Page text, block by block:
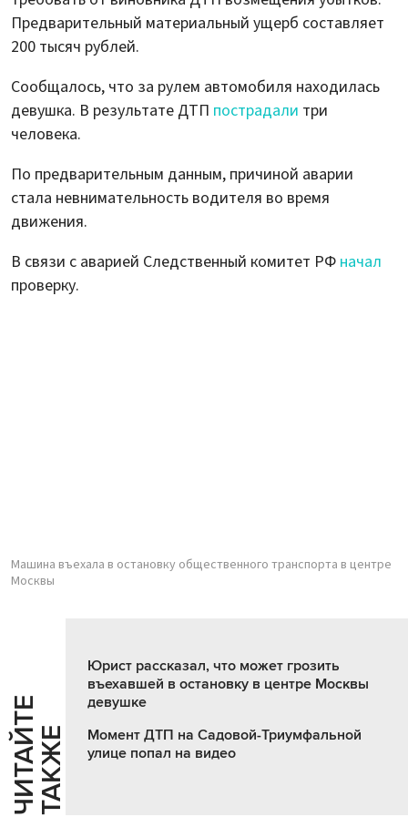
Предварительный материальный ущерб составляет
200 тысяч рублей.
Сообщалось, что за рулем автомобиля находилась
девушка. В результате ДТП пострадали три
человека.
По предварительным данным, причиной аварии
стала невнимательность водителя во время
движения.
В связи с аварией Следственный комитет РФ начал
проверку.
Машина въехала в остановку общественного транспорта в центре
Москвы
Ч
И
Т
АЙ
Т
Е
Т
А
К
ЖЕ
Юрист рассказал, что может грозить
въехавшей в остановку в центре Москвы
девушке
Момент ДТП на Садовой-Триумфальной
улице попал на видео